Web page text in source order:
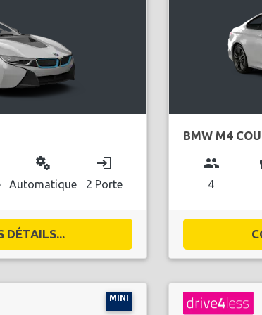
miscellaneous_services
Automatique
login
2 Porte
DÉTAILS...
BMW M4
group
4
MINI